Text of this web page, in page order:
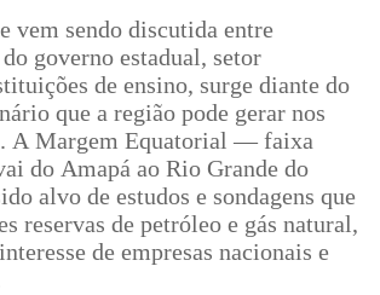
vem sendo discutida entre
governo estadual, setor
de ensino, surge diante do
que a região pode gerar nos
A Margem Equatorial — faixa
do Amapá ao Rio Grande do
alvo de estudos e sondagens que
reservas de petróleo e gás natural,
de empresas nacionais e